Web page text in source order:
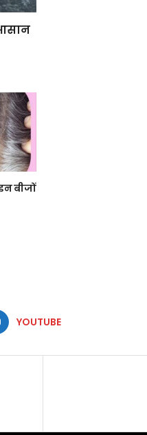
बीजों
YOUTUBE